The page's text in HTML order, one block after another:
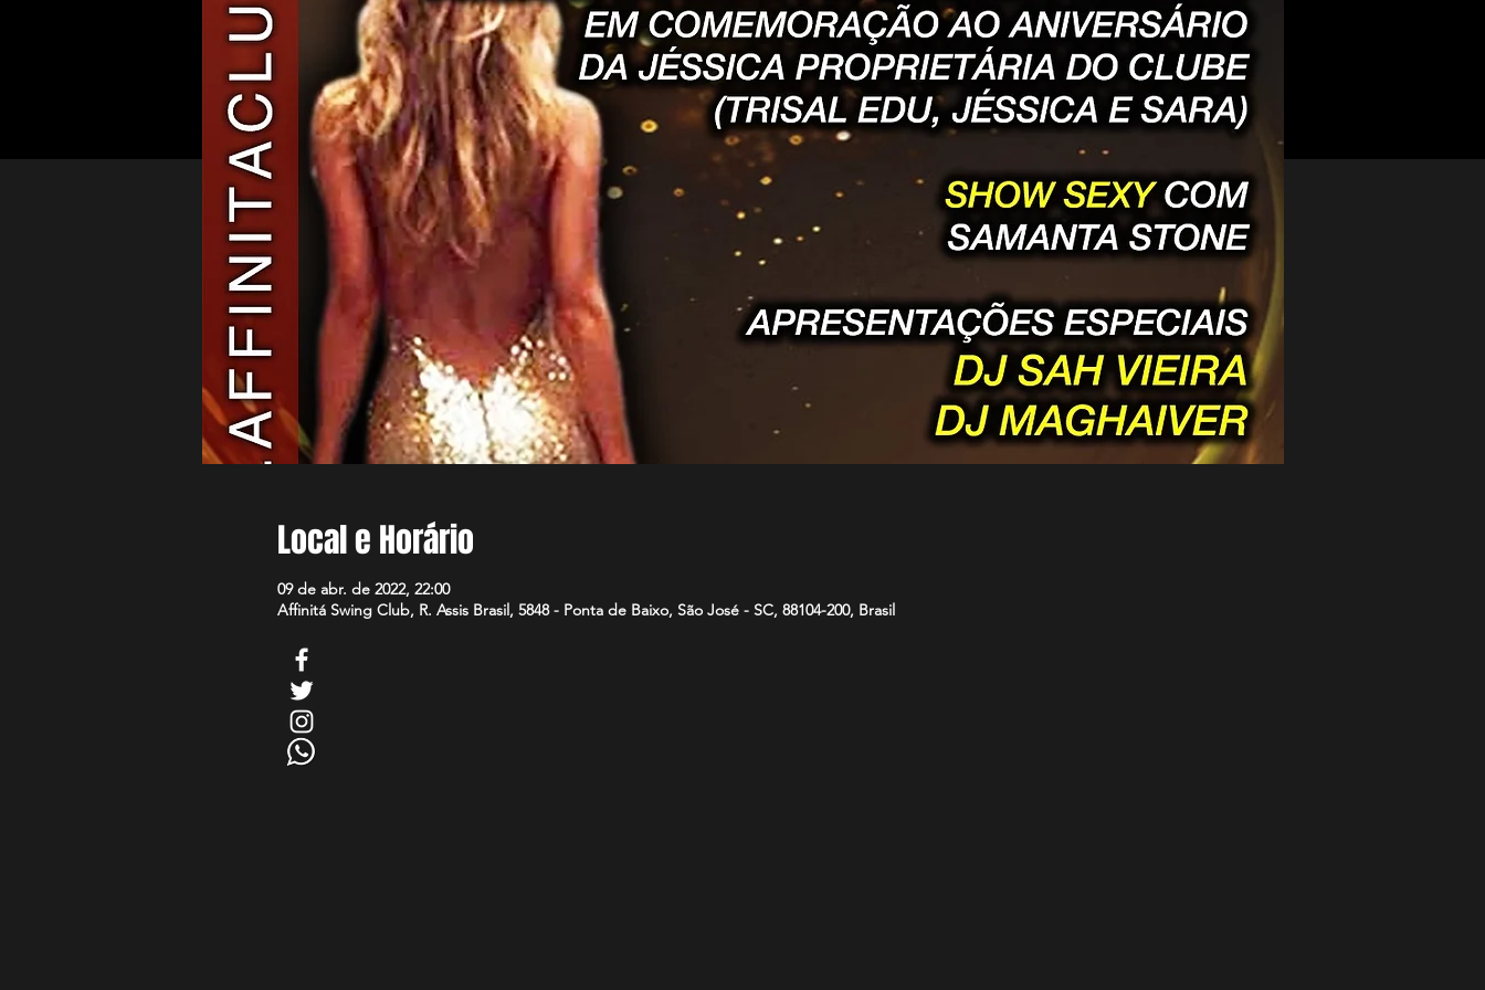
Local e Horário
09 de abr. de 2022, 22:00
Affinitá Swing Club, R. Assis Brasil, 5848 - Ponta de Baixo, São José - SC, 88104-200, Brasil